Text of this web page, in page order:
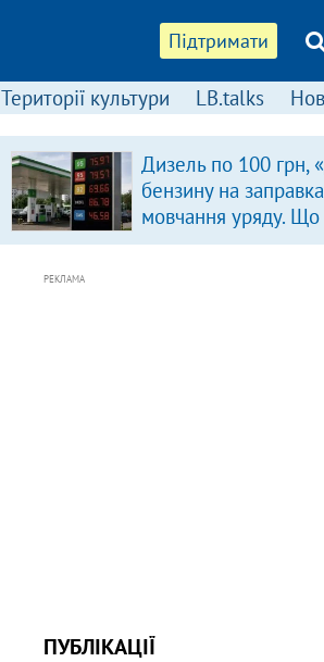
Підтримати
Території культури LB.talks
Дизель по 100 грн,
бензину на
мовчання уряду. Що
цінами на пальне?
РЕКЛАМА
ПУБЛІКАЦІЇ